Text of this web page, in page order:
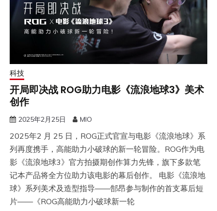
科技
开局即决战 ROG助力电影《流浪地球3》美术
创作
2025年2月25日 MIO
2025年2 月 25 日，ROG正式官宣与电影《流浪地球》系
列再度携手，高能助力小破球的新一轮冒险。ROG作为电
影《流浪地球3》官方拍摄期创作算力先锋，旗下多款笔
记本产品将全方位助力该电影的幕后创作。 电影《流浪地
球》系列美术及造型指导——郜昂参与制作的首支幕后短
片——《ROG高能助力小破球新一轮